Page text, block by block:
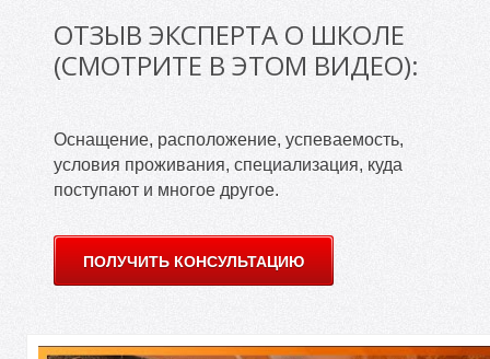
ОТЗЫВ ЭКСПЕРТА О ШКОЛЕ
(СМОТРИТЕ В ЭТОМ ВИДЕО):
Оснащение, расположение, успеваемость,
условия проживания, специализация, куда
поступают и многое другое.
ПОЛУЧИТЬ КОНСУЛЬТАЦИЮ